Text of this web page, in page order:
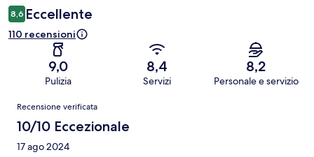
8,6 Eccellente
110 recensioni
9,0
Pulizia
8,4
Servizi
8,2
Personale e servizio
Recensioni
Recensione verificata
10/10 Eccezionale
17 ago 2024